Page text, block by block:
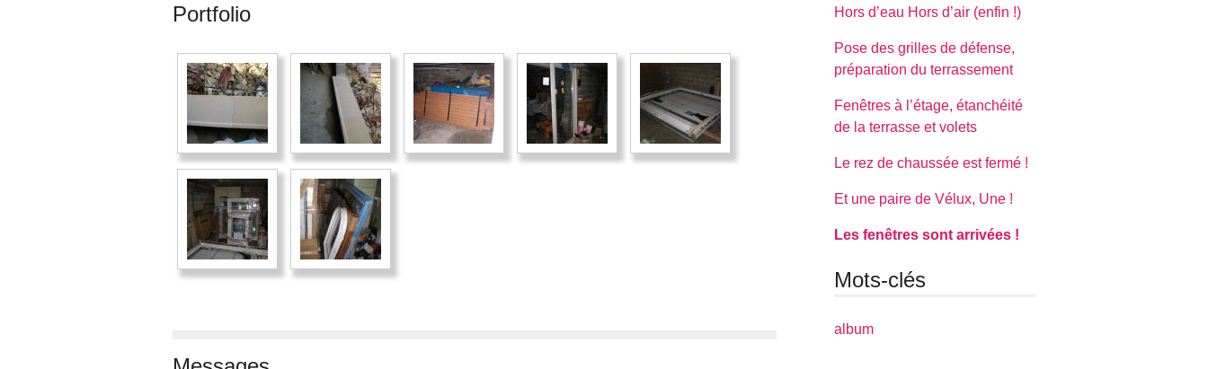
Portfolio Hors d’eau Hors d’air (enfin !)
Pose des grilles de défense,
préparation du terrassement
Fenêtres à l’étage, étanchéité
de la terrasse et volets
Le rez de chaussée est fermé !
Et une paire de Vélux, Une !
Les fenêtres sont arrivées !
Mots-clés
album